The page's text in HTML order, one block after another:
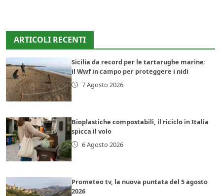
ARTICOLI RECENTI
Sicilia da record per le tartarughe marine:
il Wwf in campo per proteggere i nidi
7 Agosto 2026
Bioplastiche compostabili, il riciclo in Italia
spicca il volo
6 Agosto 2026
Prometeo tv, la nuova puntata del 5 agosto
2026